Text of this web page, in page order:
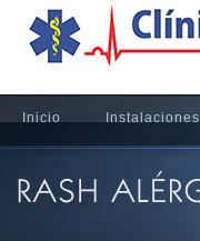
Inicio Instalaciones